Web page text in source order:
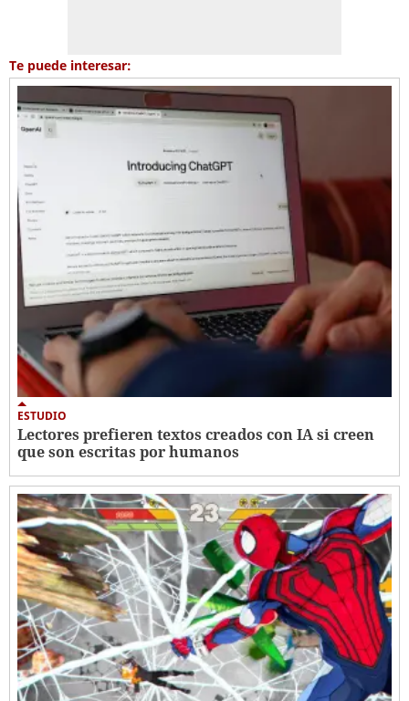
Te puede interesar:
ESTUDIO
Lectores prefieren textos creados con IA si creen
que son escritas por humanos